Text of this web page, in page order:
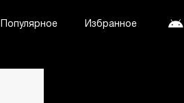
Популярное Избранное